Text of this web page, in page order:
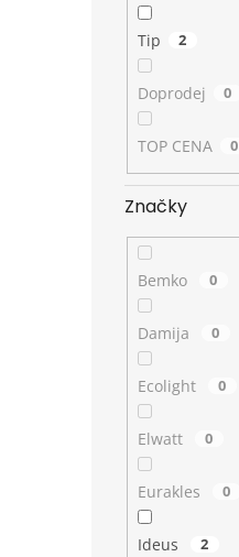
Tip 2
Doprodej 0
TOP CENA 0
Značky
Bemko 0
Damija 0
Ecolight 0
Elwatt 0
Eurakles 0
Ideus 2